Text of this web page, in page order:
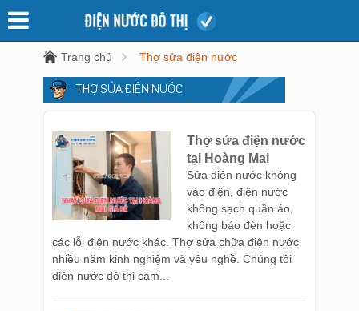
Trang chủ Thợ sửa điện nước
THỢ SỬA ĐIỆN NƯỚC
Thợ sửa điện nước
tại Hoàng Mai
Sửa điện nước không
vào điện, điện nước
không sạch quần áo,
không báo đèn hoặc
các lỗi điện nước khác. Thợ sửa chữa điện nước
nhiều năm kinh nghiệm và yêu nghề. Chúng tôi
điện nước đô thị cam...